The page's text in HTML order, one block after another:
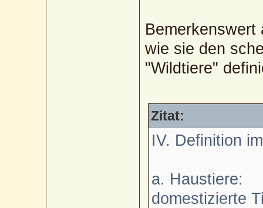
Bemerkenswert
wie sie den
"Wildtiere"
Zitat:
IV. Definition
a. Haustiere:
domestizierte